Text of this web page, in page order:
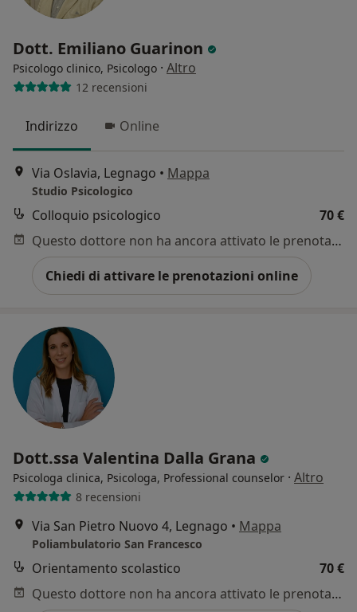
Dott. Emiliano Guarinon
Psicologo clinico, Psicologo · Altro
12 recensioni
Indirizzo Online
Via Oslavia, Legnago • Mappa
Studio Psicologico
Colloquio psicologico
70 €
Questo dottore non ha ancora attivato le prenotazioni online presso questo indirizzo.
Chiedi di attivare le prenotazioni online
Dott.ssa Valentina Dalla Grana
Psicologa clinica, Psicologa, Professional counselor · Altro
8 recensioni
Via San Pietro Nuovo 4, Legnago • Mappa
Poliambulatorio San Francesco
Orientamento scolastico
70 €
Questo dottore non ha ancora attivato le prenotazioni online presso questo indirizzo.